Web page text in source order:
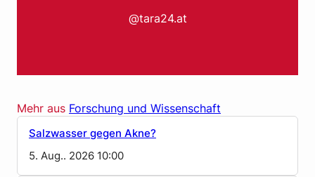
@tara24.at
Mehr aus Forschung und Wissenschaft
Salzwasser gegen Akne?
5. Aug.. 2026 10:00